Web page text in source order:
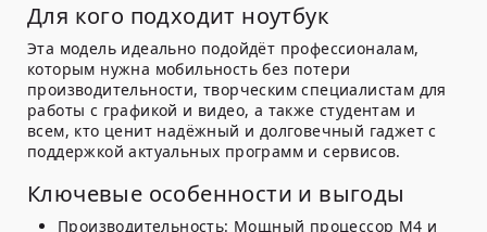
Для кого подходит ноутбук
Эта модель идеально подойдёт профессионалам,
которым нужна мобильность без потери
производительности, творческим специалистам для
работы с графикой и видео, а также студентам и
всем, кто ценит надёжный и долговечный гаджет с
поддержкой актуальных программ и сервисов.
Ключевые особенности и выгоды
Производительность: Мощный процессор M4 и